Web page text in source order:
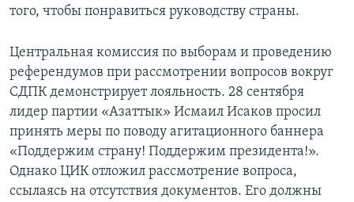
того, чтобы понравиться руководству страны.
Центральная комиссия по выборам и проведению
референдумов при рассмотрении вопросов вокруг
СДПК демонстрирует лояльность. 28 сентября
лидер партии «Азаттык» Исмаил Исаков просил
принять меры по поводу агитационного баннера
«Поддержим страну! Поддержим президента!».
Однако ЦИК отложил рассмотрение вопроса,
ссылаясь на отсутствия документов. Его должны